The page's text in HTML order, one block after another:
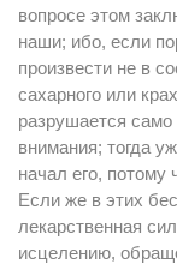
вопросе этом
наши; ибо, если
произвести не в
сахарного или
разрушается само
внимания; тогда
начал его, потому
Если же в этих
лекарственная
исцелению,